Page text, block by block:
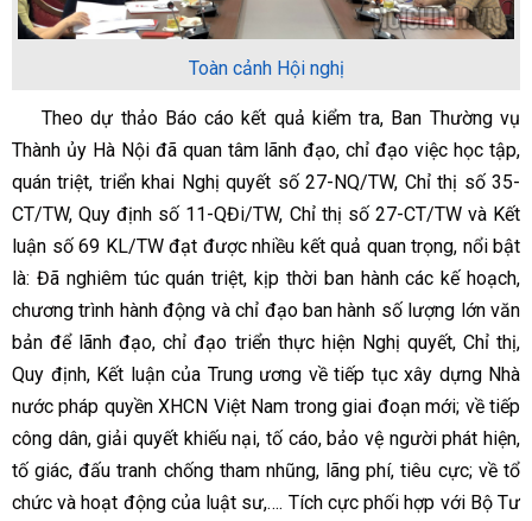
Toàn cảnh Hội nghị
Theo dự thảo Báo cáo kết quả kiểm tra, Ban Thường vụ
Thành ủy Hà Nội đã quan tâm lãnh đạo, chỉ đạo việc học tập,
quán triệt, triển khai Nghị quyết số 27-NQ/TW, Chỉ thị số 35-
CT/TW, Quy định số 11-QĐi/TW, Chỉ thị số 27-CT/TW và Kết
luận số 69 KL/TW đạt được nhiều kết quả quan trọng, nổi bật
là: Đã nghiêm túc quán triệt, kịp thời ban hành các kế hoạch,
chương trình hành động và chỉ đạo ban hành số lượng lớn văn
bản để lãnh đạo, chỉ đạo triển thực hiện Nghị quyết, Chỉ thị,
Quy định, Kết luận của Trung ương về tiếp tục xây dựng Nhà
nước pháp quyền XHCN Việt Nam trong giai đoạn mới; về tiếp
công dân, giải quyết khiếu nại, tố cáo, bảo vệ người phát hiện,
tố giác, đấu tranh chống tham nhũng, lãng phí, tiêu cực; về tổ
chức và hoạt động của luật sư,…. Tích cực phối hợp với Bộ Tư